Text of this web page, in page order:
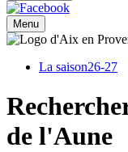
Menu
La saison26-27
de l'Aune